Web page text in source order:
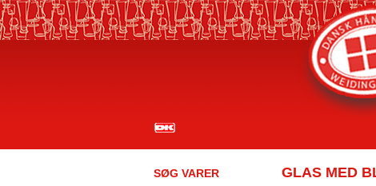
SØG VARER GLAS MED